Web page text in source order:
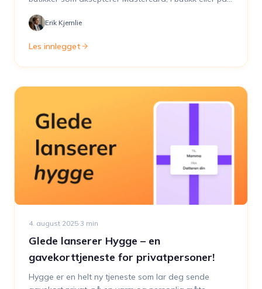
Erik Kjernlie
Les innlegget
4. august 2025·3 min
Glede lanserer Hygge – en
gavekorttjeneste for privatpersoner!
Hygge er en helt ny tjeneste som lar deg sende